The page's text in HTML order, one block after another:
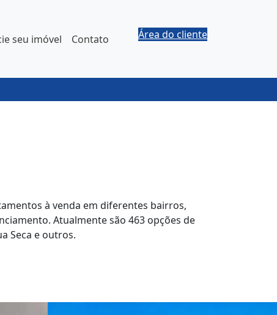
seu imóvel Contato Área do cliente
à venda em diferentes bairros,
Atualmente são 463 opções de
Seca e outros.